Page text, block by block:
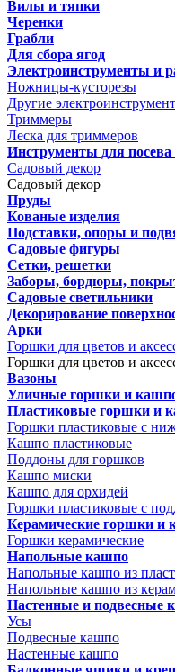
Вилы и тяпки
Черенки
Грабли
Для сбора ягод
Электроинструменты и
Ножницы-кусторезы
Другие
Триммеры
Леска для триммеров
Инструменты для посева
Садовый декор
Садовый декор
Пруды
Кованые изделия
Подставки, опоры и
Садовые фигуры
Сетки, решетки
Заборы, бордюры,
Садовые светильники
Декорирование
Арки
Горшки для цветов и
Горшки для цветов и
Вазоны
Уличные горшки и
Пластиковые горшки и
Горшки пластиковые с
Кашпо пластиковые
Поддоны для горшков
Кашпо миски
Кашпо для орхидей
Горшки пластиковые с
Керамические горшки и
Горшки керамические
Напольные кашпо
Напольные кашпо из
Напольные кашпо из
Настенные и подвесные
Усы
Подвесные кашпо
Настенные кашпо